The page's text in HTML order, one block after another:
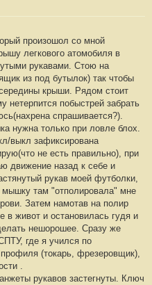
произошол со мной
легкового атомобиля в
рукавами. Стою на
из под бутылок) так чтобы
крыши. Рядом стоит
нетерпится побыстрей забрать
спрашивается?).
нужна только при ловле блох.
выкл зафиксирована
не есть правильно), при
движение назад к себе и
рукав моей футболки,
там "отполировала" мне
Затем намотав на полир
в живот и остановилась гудя и
нешорошее. Сразу же
где я учился по
(токарь, фрезеровщик),
.
рукавов застегнуты. Ключ